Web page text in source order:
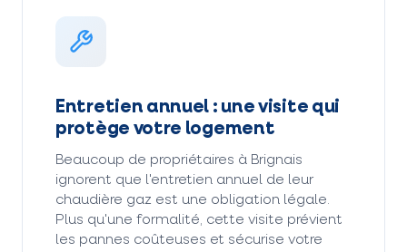
Entretien annuel : une visite qui
protège votre logement
Beaucoup de propriétaires à Brignais
ignorent que l'entretien annuel de leur
chaudière gaz est une obligation légale.
Plus qu'une formalité, cette visite prévient
les pannes coûteuses et sécurise votre